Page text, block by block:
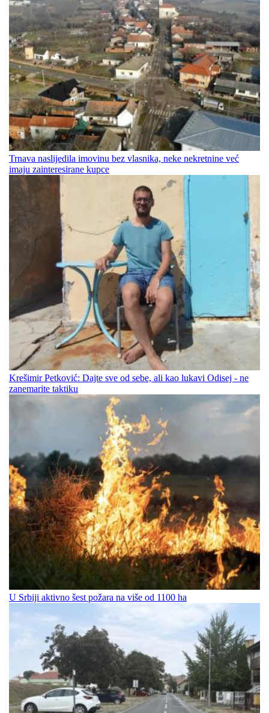
Trnava naslijedila imovinu bez vlasnika, neke nekretnine već
imaju zainteresirane kupce
Krešimir Petković: Dajte sve od sebe, ali kao lukavi Odisej - ne
zanemarite taktiku
U Srbiji aktivno šest požara na više od 1100 ha